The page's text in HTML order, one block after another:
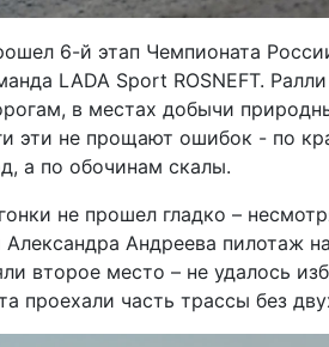
6-й этап Чемпионата
LADA Sport ROSNEFT.
в местах добычи
эти не прощают ошибок - по
а по обочинам скалы.
не прошел гладко –
Андреева пилотаж
второе место – не удалось
проехали часть трассы без